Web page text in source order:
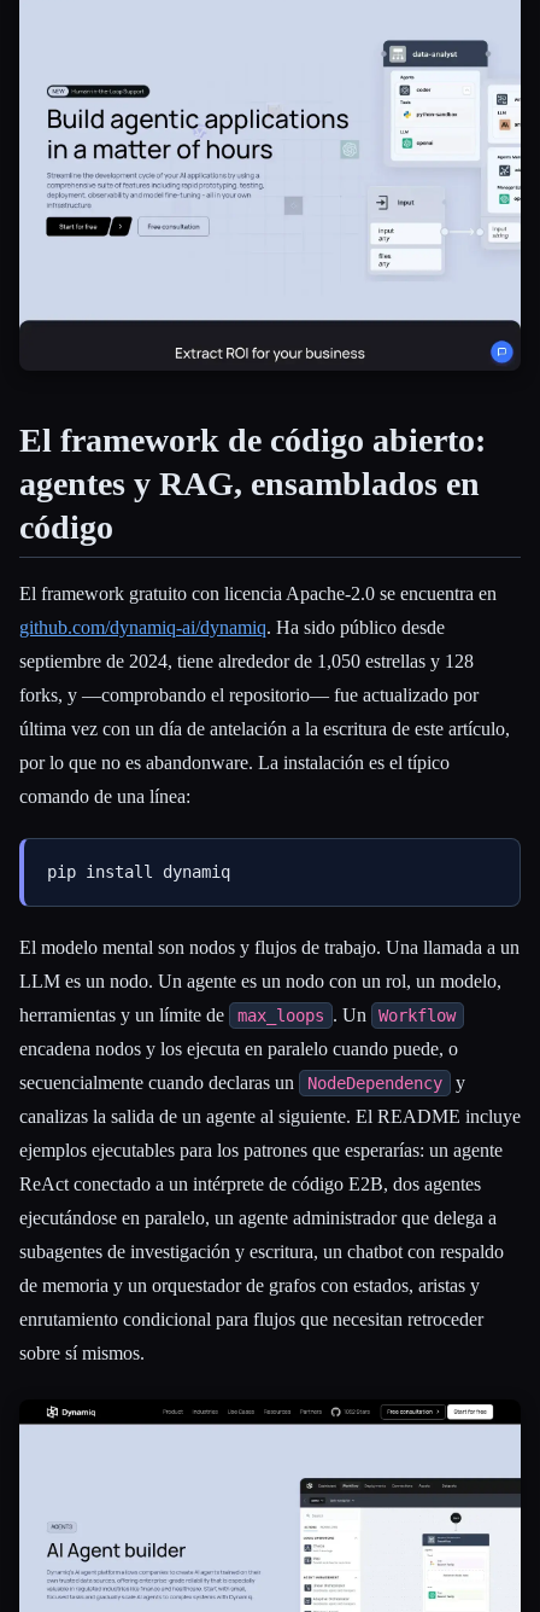
Esc
El framework de código abierto:
agentes y RAG, ensamblados en
código
El framework gratuito con licencia Apache-2.0 se encuentra en
github.com/dynamiq-ai/dynamiq. Ha sido público desde
septiembre de 2024, tiene alrededor de 1,050 estrellas y 128
forks, y —comprobando el repositorio— fue actualizado por
última vez con un día de antelación a la escritura de este artículo,
por lo que no es abandonware. La instalación es el típico
comando de una línea:
El modelo mental son nodos y flujos de trabajo. Una llamada a un
LLM es un nodo. Un agente es un nodo con un rol, un modelo,
herramientas y un límite de
max_loops . Un Workflow
encadena nodos y los ejecuta en paralelo cuando puede, o
secuencialmente cuando declaras un
NodeDependency
y
canalizas la salida de un agente al siguiente. El README incluye
ejemplos ejecutables para los patrones que esperarías: un agente
ReAct conectado a un intérprete de código E2B, dos agentes
ejecutándose en paralelo, un agente administrador que delega a
subagentes de investigación y escritura, un chatbot con respaldo
de memoria y un orquestador de grafos con estados, aristas y
enrutamiento condicional para flujos que necesitan retroceder
sobre sí mismos.